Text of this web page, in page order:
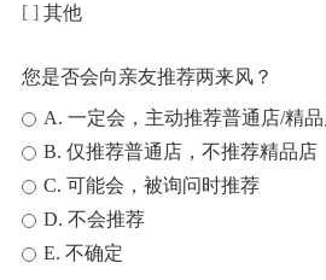
其他
您是否会向亲友推荐两来风？
A. 一定会，主动推荐普通店/精
B. 仅推荐普通店，不推荐精品店
C. 可能会，被询问时推荐
D. 不会推荐
E. 不确定